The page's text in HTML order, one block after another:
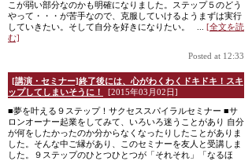
こが弱い部分なのかも明確になりました。ステップ５のどう
やって・・・が苦手なので、克服していけるようまずは実行
していきたい。そして自分を好きになりたい。 ... [全文を読
む]
Posted at 12:33
[講演・セミナー]終了後には、心がわくわくドキドキ！スキ
ップしてしまいそうに！
[2015年03月02日]
■夢を叶える９ステップ！サクセススパイラルセミナー ■サ
ロンオーナー起業をしてみて、いろいろ迷うことがあり 自分
が何をしたかったのか分からなくなったりしたことがありま
した。そんな中ご縁があり、このセミナーを友人と受講しま
した。９ステップのひとつひとつが「それそれ」「なるほ